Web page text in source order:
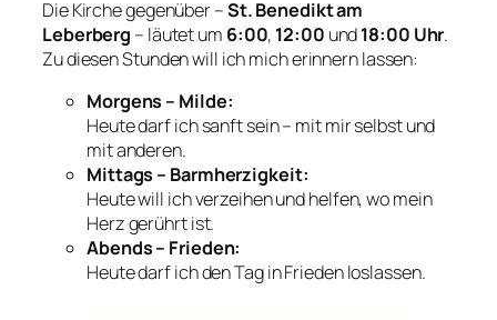
Die Kirche gegenüber –St. Benedikt am
Leberberg – läutet um 6:00, 12:00 und18:00 Uhr.
Zu diesen Stunden will ich mich erinnern lassen:
Morgens – Milde:
Heute darf ich sanft sein – mit mir selbst und
mit anderen.
Mittags – Barmherzigkeit:
Heute will ich verzeihen und helfen, wo mein
Herz gerührt ist.
Abends – Frieden:
Heute darf ich den Tag in Frieden loslassen.